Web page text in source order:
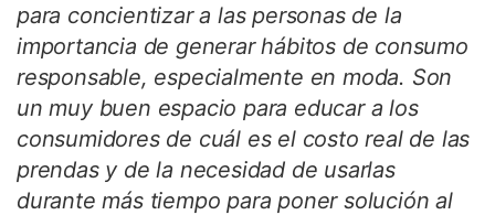
para concientizar a las personas de la
importancia de generar hábitos de consumo
responsable, especialmente en moda. Son
un muy buen espacio para educar a los
consumidores de cuál es el costo real de las
prendas y de la necesidad de usarlas
durante más tiempo para poner solución al